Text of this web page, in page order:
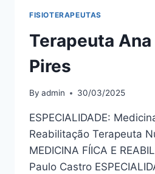
FISIOTERAPEUTAS
Terapeuta
Pires
By admin 30/03/2025
ESPECIALIDADE:
Reabilitação Terapeuta
MEDICINA FÍICA E
Paulo Castro